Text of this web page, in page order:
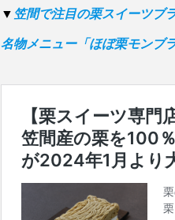
▼ 笠間で注目の栗スイーツブ
名物メニュー「ほぼ栗モンブ